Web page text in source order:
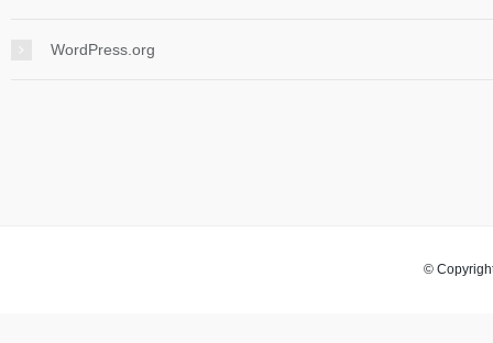
WordPress.org
©